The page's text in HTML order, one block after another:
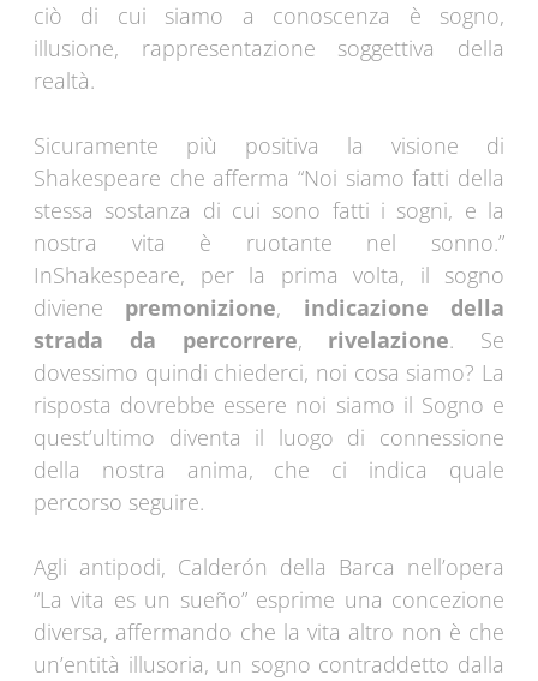
ciò di cui siamo a conoscenza è sogno,
illusione, rappresentazione soggettiva della
realtà.
Sicuramente più positiva la visione di
Shakespeare che afferma “Noi siamo fatti della
stessa sostanza di cui sono fatti i sogni, e la
nostra vita è ruotante nel sonno.”
InShakespeare, per la prima volta, il sogno
diviene premonizione, indicazione della
strada da percorrere, rivelazione. Se
dovessimo quindi chiederci, noi cosa siamo? La
risposta dovrebbe essere noi siamo il Sogno e
quest’ultimo diventa il luogo di connessione
della nostra anima, che ci indica quale
percorso seguire.
Agli antipodi, Calderón della Barca nell’opera
“La vita es un sueño” esprime una concezione
diversa, affermando che la vita altro non è che
un’entità illusoria, un sogno contraddetto dalla